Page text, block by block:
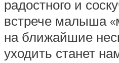
радостного и
встрече малыша
на ближайшие
уходить станет